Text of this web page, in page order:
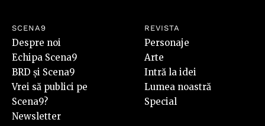
SCENA9
Despre noi
Echipa Scena9
BRD și Scena9
Vrei să publici pe
Scena9?
Newsletter
REVISTA
Personaje
Arte
Intră la idei
Lumea noastră
Special